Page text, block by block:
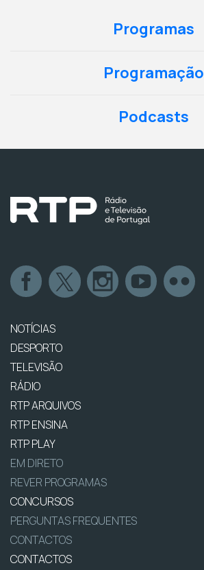
Programas
Programação
Podcasts
NOTÍCIAS
DESPORTO
TELEVISÃO
RÁDIO
RTP ARQUIVOS
RTP ENSINA
RTP PLAY
EM DIRETO
REVER PROGRAMAS
CONCURSOS
PERGUNTAS FREQUENTES
CONTACTOS
CONTACTOS